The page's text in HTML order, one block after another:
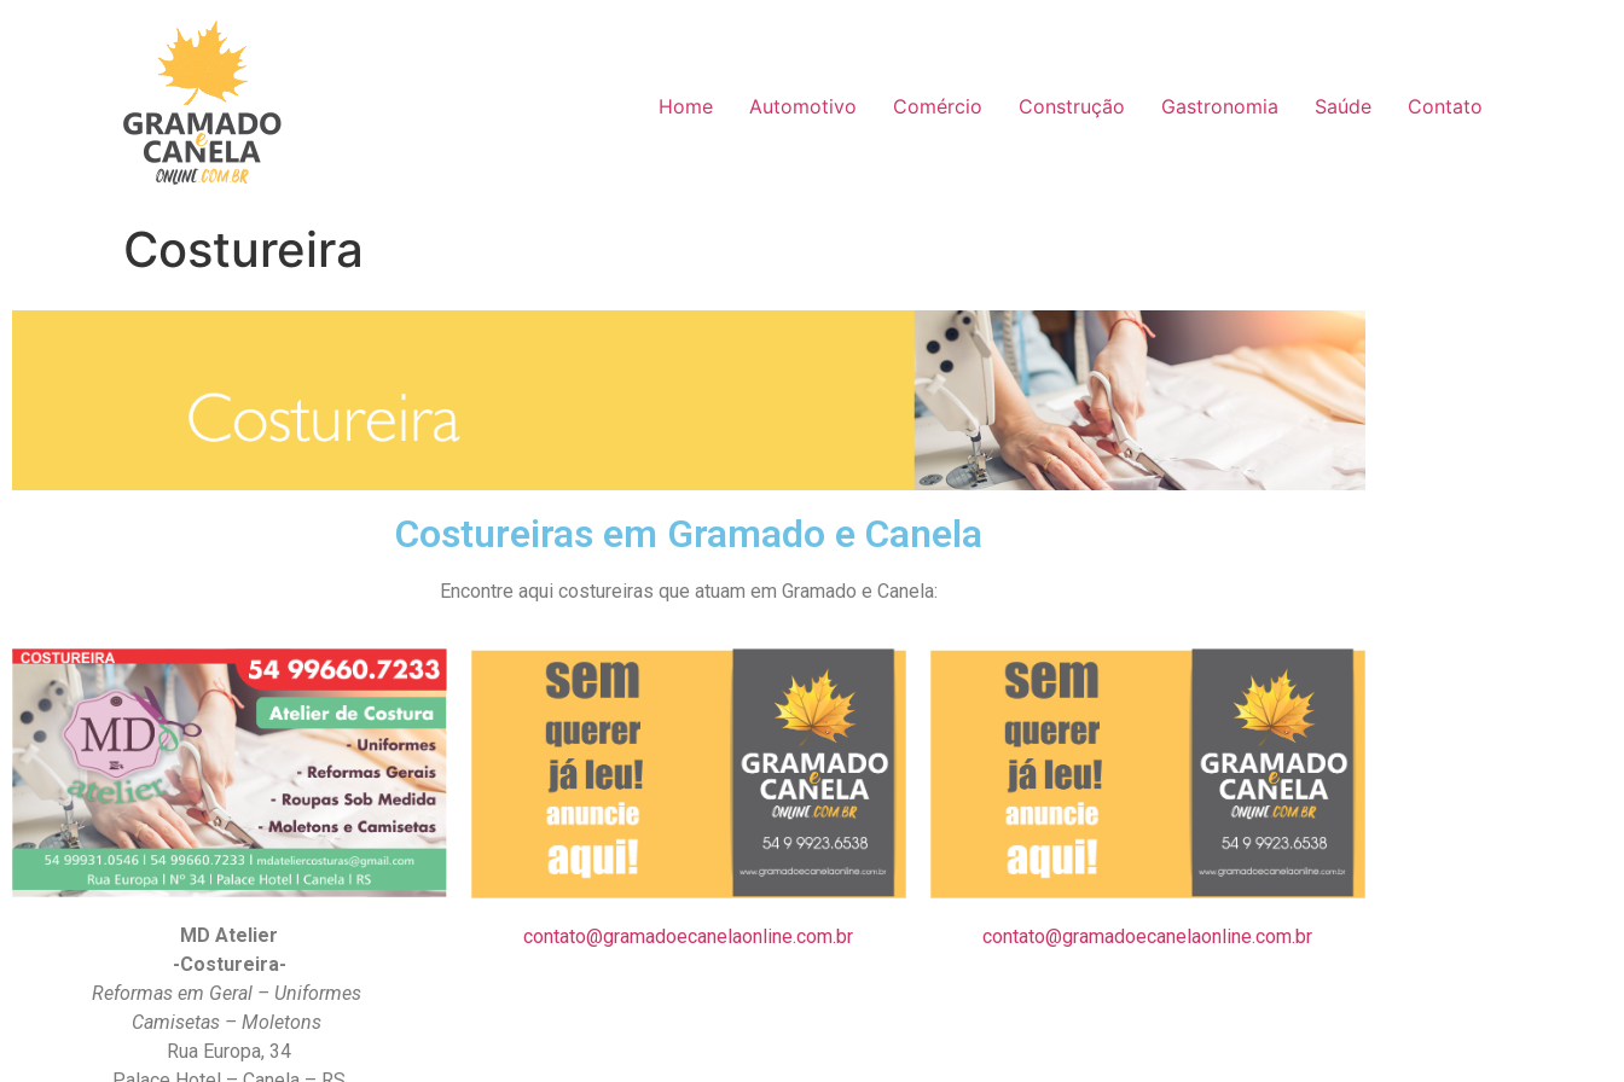
Home Automotivo Comércio Construção Gastronomia Saúde Contato
Costureira
Costureiras em Gramado e Canela
Encontre aqui costureiras que atuam em Gramado e Canela:
MD Atelier
-Costureira-
Reformas em Geral – Uniformes
Camisetas – Moletons
Rua Europa, 34
contato@gramadoecanelaonline.com.br contato@gramadoecanelaonline.com.br